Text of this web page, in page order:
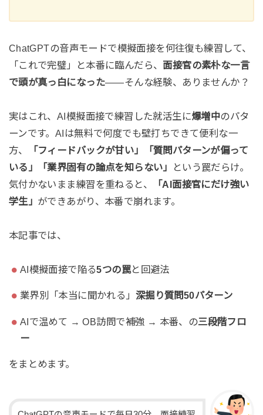
ChatGPTの音声モードで模擬面接を何往復も練習して、
「これで完璧」と本番に臨んだら、 面接官の素朴な一言
で頭が真っ白になった——そんな経験、ありませんか？
実はこれ、AI模擬面接で練習した就活生に爆増中のパタ
ーンです。AIは無料で何度でも壁打ちできて便利な一
方、
「フィードバックが甘い」「質問パターンが偏って
いる」「業界固有の論点を知らない」
という罠だらけ。
気付かないまま練習を重ねると、
「AI面接官にだけ強い
学生」 ができあがり、本番で崩れます。
本記事では、
AI模擬面接で陥る5つの罠と回避法
業界別「本当に聞かれる」 深掘り質問50パターン
AIで温めて → OB訪問で補強 → 本番、の三段階フロ
ー
をまとめます。